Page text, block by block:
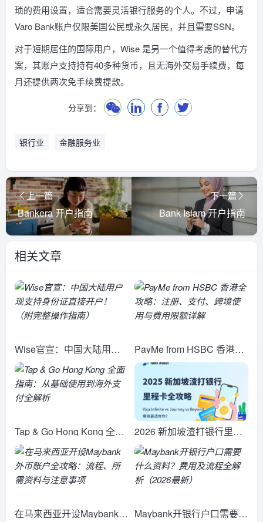
琐的费用设置，适合需要灵活银行服务的个人。不过，申请
Varo Bank账户仅限美国公民或永久居民，并且需要SSN。
对于短期居住的国际用户，Wise 是另一个值得考虑的替代方
案，其账户支持持有40多种货币，且无海外交易手续费，每
月还提供两次免手续费提款。
分享到：
银行业 金融服务业
上一篇
Bankera 开户指南
下一篇
Bank Islam 开户指南
相关文章
Wise官宣：中国大陆用户
现支持身份证直接开户！
（附完整操作指南）
PayMe from HSBC 香港全
攻略：注册、支付、跨境使
用与费用限额详解
Tap & Go Hong Kong 全面
指南：从基础使用到海外支
付全解析
2026 新加坡渣打银行里程
卡全攻略：Visa Infinite vs
Journey vs Beyond，哪张
最适合你？
在马来西亚开设Maybank外 Maybank开银行户口需要什